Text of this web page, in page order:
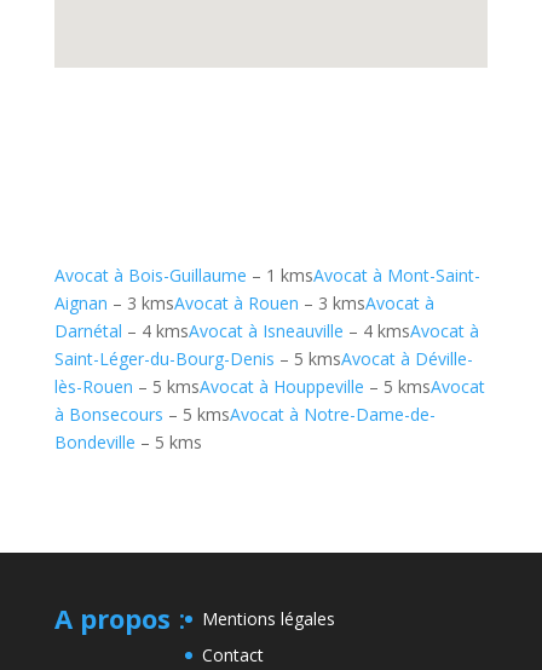
Avocat à Bois-Guillaume – 1 kmsAvocat à Mont-Saint-
Aignan – 3 kmsAvocat à Rouen – 3 kmsAvocat à
Darnétal – 4 kmsAvocat à Isneauville – 4 kmsAvocat à
Saint-Léger-du-Bourg-Denis – 5 kmsAvocat à Déville-
lès-Rouen – 5 kmsAvocat à Houppeville – 5 kmsAvocat
à Bonsecours – 5 kmsAvocat à Notre-Dame-de-
Bondeville – 5 kms
A propos :
Mentions légales
Contact